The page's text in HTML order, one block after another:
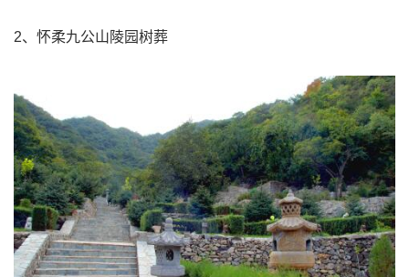
2、怀柔九公山陵园树葬